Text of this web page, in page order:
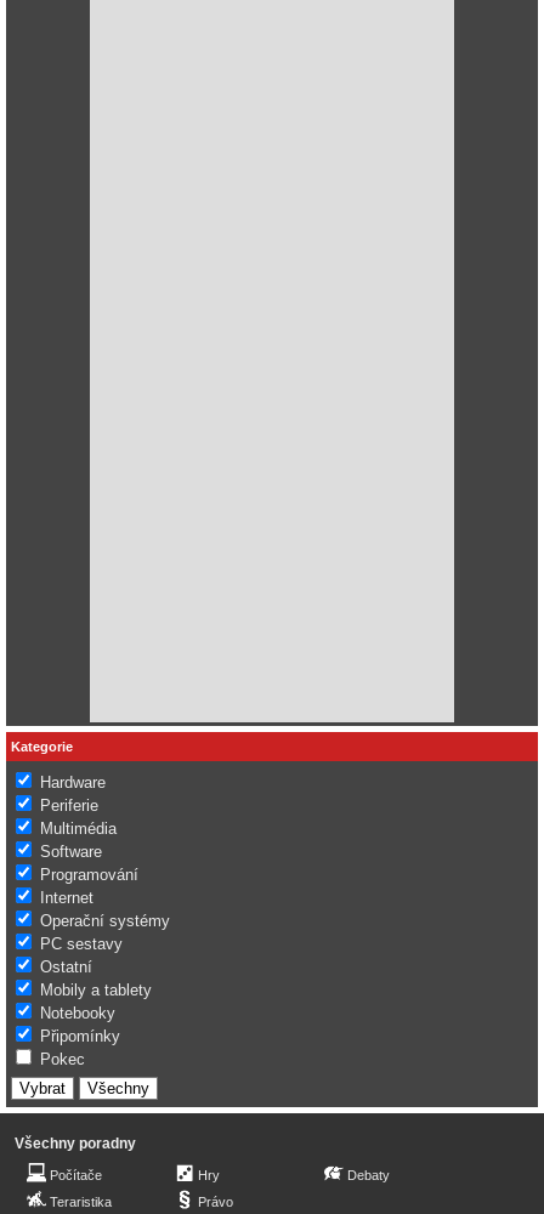
Kategorie
Hardware
Periferie
Multimédia
Software
Programování
Internet
Operační systémy
PC sestavy
Ostatní
Mobily a tablety
Notebooky
Připomínky
Pokec
Všechny poradny
Počítače
Teraristika
Hry
Právo
Debaty